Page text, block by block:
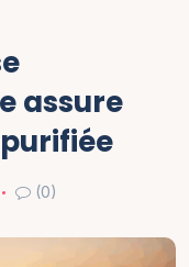
assure
(0)